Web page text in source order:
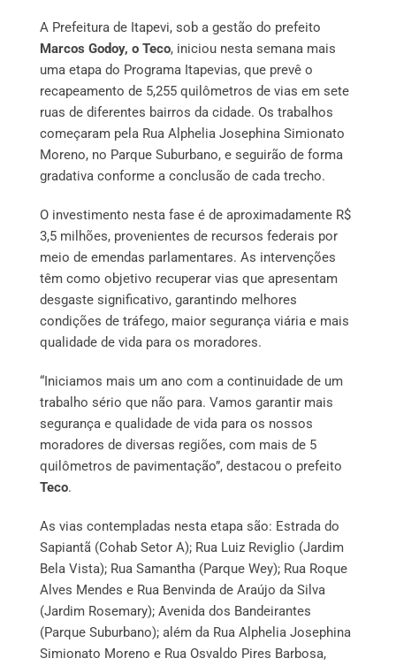
A Prefeitura de Itapevi, sob a gestão do prefeito
Marcos Godoy, o Teco, iniciou nesta semana mais
uma etapa do Programa Itapevias, que prevê o
recapeamento de 5,255 quilômetros de vias em sete
ruas de diferentes bairros da cidade. Os trabalhos
começaram pela Rua Alphelia Josephina Simionato
Moreno, no Parque Suburbano, e seguirão de forma
gradativa conforme a conclusão de cada trecho.
O investimento nesta fase é de aproximadamente R$
3,5 milhões, provenientes de recursos federais por
meio de emendas parlamentares. As intervenções
têm como objetivo recuperar vias que apresentam
desgaste significativo, garantindo melhores
condições de tráfego, maior segurança viária e mais
qualidade de vida para os moradores.
“Iniciamos mais um ano com a continuidade de um
trabalho sério que não para. Vamos garantir mais
segurança e qualidade de vida para os nossos
moradores de diversas regiões, com mais de 5
quilômetros de pavimentação”, destacou o prefeito
Teco.
As vias contempladas nesta etapa são: Estrada do
Sapiantã (Cohab Setor A); Rua Luiz Reviglio (Jardim
Bela Vista); Rua Samantha (Parque Wey); Rua Roque
Alves Mendes e Rua Benvinda de Araújo da Silva
(Jardim Rosemary); Avenida dos Bandeirantes
(Parque Suburbano); além da Rua Alphelia Josephina
Simionato Moreno e Rua Osvaldo Pires Barbosa,